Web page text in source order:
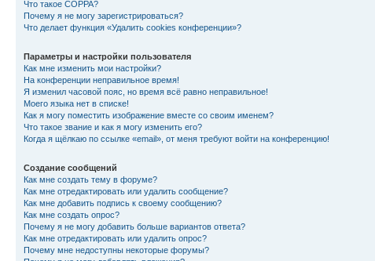
Что такое COPPA?
Почему я не могу зарегистрироваться?
Что делает функция «Удалить cookies конференции»?
Параметры и настройки пользователя
Как мне изменить мои настройки?
На конференции неправильное время!
Я изменил часовой пояс, но время всё равно неправильное!
Моего языка нет в списке!
Как я могу поместить изображение вместе со своим именем?
Что такое звание и как я могу изменить его?
Когда я щёлкаю по ссылке «email», от меня требуют войти на конференцию!
Создание сообщений
Как мне создать тему в форуме?
Как мне отредактировать или удалить сообщение?
Как мне добавить подпись к своему сообщению?
Как мне создать опрос?
Почему я не могу добавить больше вариантов ответа?
Как мне отредактировать или удалить опрос?
Почему мне недоступны некоторые форумы?